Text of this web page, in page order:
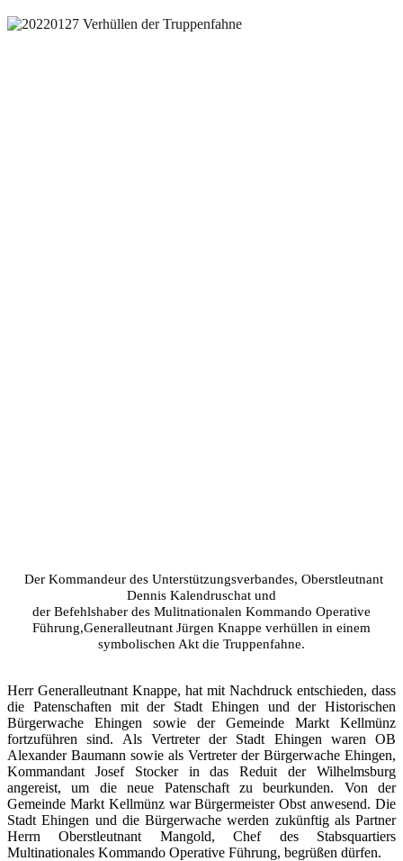
Der Kommandeur des Unterstützungsverbandes, Oberstleutnant
Dennis Kalendruschat und
der Befehlshaber des Mulitnationalen Kommando Operative
Führung,Generalleutnant Jürgen Knappe verhüllen in einem
symbolischen Akt die Truppenfahne.
Herr Generalleutnant Knappe, hat mit Nachdruck entschieden, dass
die Patenschaften mit der Stadt Ehingen und der Historischen
Bürgerwache Ehingen sowie der Gemeinde Markt Kellmünz
fortzuführen sind. Als Vertreter der Stadt Ehingen waren OB
Alexander Baumann sowie als Vertreter der Bürgerwache Ehingen,
Kommandant Josef Stocker in das Reduit der Wilhelmsburg
angereist, um die neue Patenschaft zu beurkunden. Von der
Gemeinde Markt Kellmünz war Bürgermeister Obst anwesend. Die
Stadt Ehingen und die Bürgerwache werden zukünftig als Partner
Herrn Oberstleutnant Mangold, Chef des Stabsquartiers
Multinationales Kommando Operative Führung, begrüßen dürfen.